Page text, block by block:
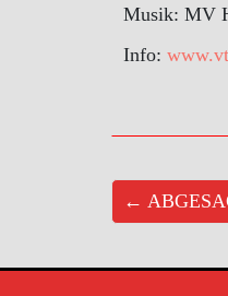
Musik: MV
Info:
←